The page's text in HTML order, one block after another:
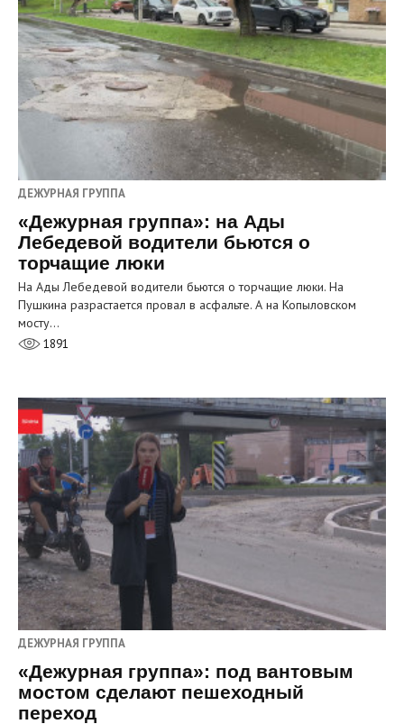
ДЕЖУРНАЯ ГРУППА
«Дежурная группа»: на Ады
Лебедевой водители бьются о
торчащие люки
На Ады Лебедевой водители бьются о торчащие люки. На
Пушкина разрастается провал в асфальте. А на Копыловском
мосту…
1891
ДЕЖУРНАЯ ГРУППА
«Дежурная группа»: под вантовым
мостом сделают пешеходный
переход